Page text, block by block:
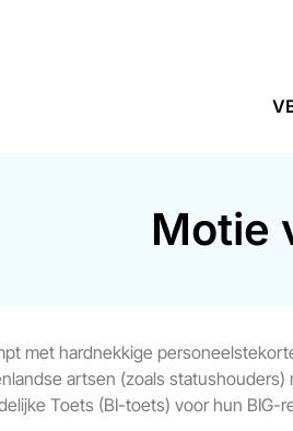
Motie
met hardnekkige
artsen (zoals
Toets (BI-toets) voor hun BIG-